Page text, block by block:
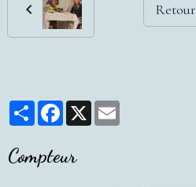
Retour
PartagerFacebook
X
Compteur